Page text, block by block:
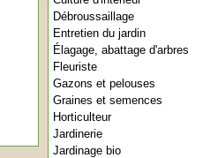
Débroussaillage
Entretien du jardin
Élagage, abattage d'arbres
Fleuriste
Gazons et pelouses
Graines et semences
Horticulteur
Jardinerie
Jardinage bio